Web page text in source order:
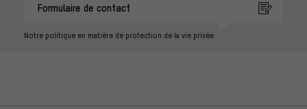
Formulaire de contact
Notre politique en matière de protection de la vie privée